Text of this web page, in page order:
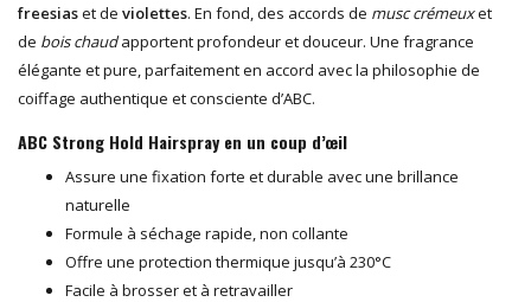
freesiaset de violettes. En fond, des accords de musc crémeuxet
de bois chaudapportent profondeur et douceur. Une fragrance
élégante et pure, parfaitement en accord avec la philosophie de
coiffage authentique et consciente d’ABC.
ABC Strong Hold Hairspray en un coup d’œil
Assure une fixation forte et durable avec une brillance
naturelle
Formule à séchage rapide, non collante
Offre une protection thermique jusqu’à 230°C
Facile à brosser et à retravailler